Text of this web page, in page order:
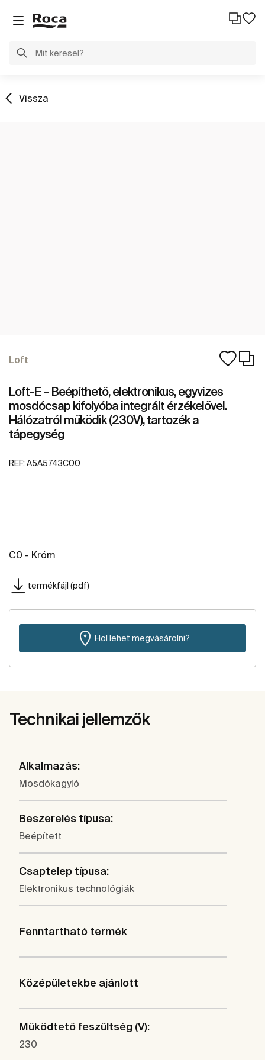
Vissza
Loft
Loft-E – Beépíthető, elektronikus, egyvizes
mosdócsap kifolyóba integrált érzékelővel.
Hálózatról működik (230V), tartozék a
tápegység
REF: A5A5743C00
C0 - Króm
termékfájl (pdf)
Hol lehet megvásárolni?
Technikai jellemzők
Alkalmazás:
Mosdókagyló
Beszerelés típusa:
Beépített
Csaptelep típusa:
Elektronikus technológiák
Fenntartható termék
Középületekbe ajánlott
Működtető feszültség (V):
230